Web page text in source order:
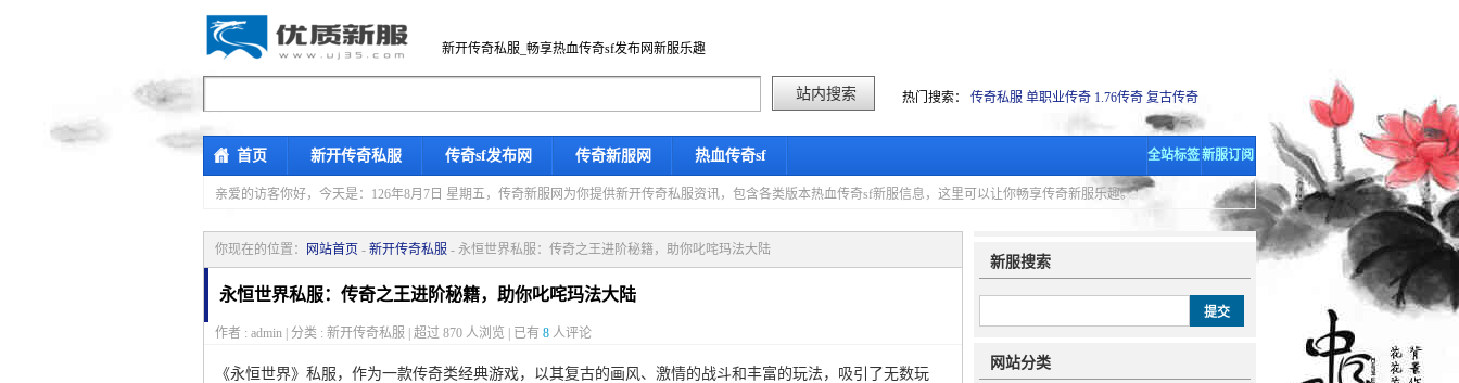
新开传奇私服_畅享热血传奇sf发布网新服乐趣
热门搜索： 传奇私服 单职业传奇 1.76传奇 复古传奇
首页 新开传奇私服 传奇sf发布网 传奇新服网 热血传奇sf 全站标签新服订阅
亲爱的访客你好， 今天是：126年8月7日 星期五，传奇新服网为你提供新开传奇私服资讯，包含各类版本热血传奇sf新服信息，这里可以让你畅享传奇新服乐趣。
你现在的位置： 网站首页 - 新开传奇私服 - 永恒世界私服：传奇之王进阶秘籍，助你叱咤玛法大陆
永恒世界私服：传奇之王进阶秘籍，助你叱咤玛法大陆
作者 : admin | 分类 : 新开传奇私服 | 超过 870 人浏览 | 已有 8 人评论
《永恒世界》私服，作为一款传奇类经典游戏，以其复古的画风、激情的战斗和丰富的玩法，吸引了无数玩
新服搜索
网站分类